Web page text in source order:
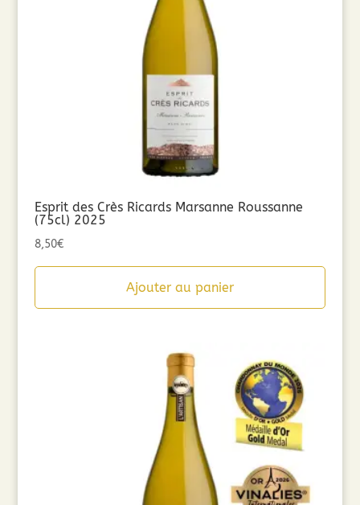
Esprit des Crès Ricards Marsanne Roussanne
(75cl) 2025
8,50€
Ajouter au panier